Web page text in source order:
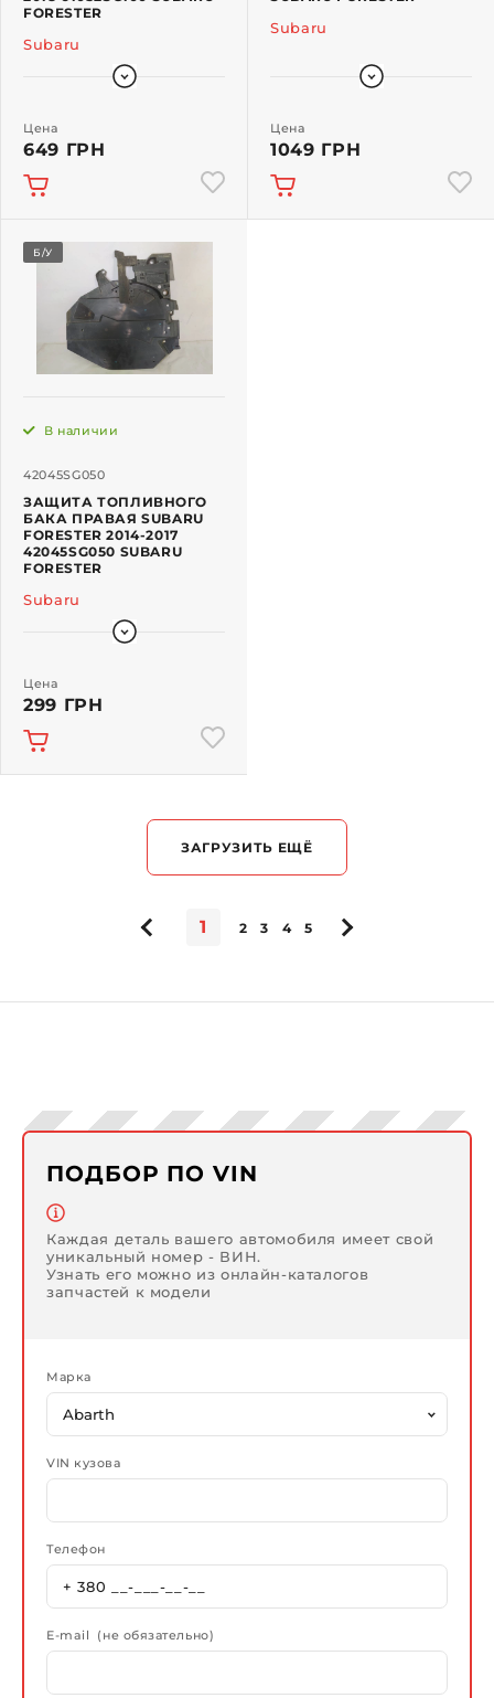
FORESTER
Subaru
Цена
649 ГРН
Subaru
Цена
1049 ГРН
Б/У
42045SG050
В наличии
ЗАЩИТА ТОПЛИВНОГО
БАКА ПРАВАЯ SUBARU
FORESTER 2014-2017
42045SG050 SUBARU
FORESTER
Subaru
Цена
299 ГРН
ЗАГРУЗИТЬ ЕЩЁ
1 2 3 4 5
ПОДБОР ПО VIN
Каждая деталь вашего автомобиля имеет свой
уникальный номер - ВИН.
Узнать его можно из онлайн-каталогов
запчастей к модели
Марка
VIN кузова
Телефон
E-mail (не обязательно)